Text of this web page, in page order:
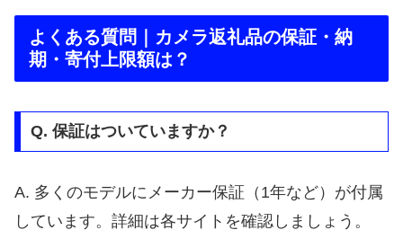
よくある質問｜カメラ返礼品の保証・納
期・寄付上限額は？
Q. 保証はついていますか？
A. 多くのモデルにメーカー保証（1年など）が付属
しています。詳細は各サイトを確認しましょう。